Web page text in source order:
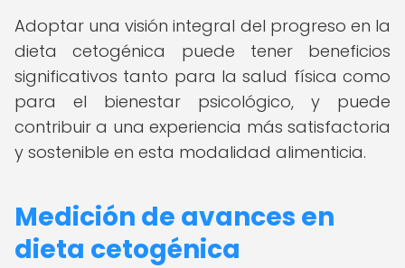
Adoptar una visión integral del progreso en la
dieta cetogénica puede tener beneficios
significativos tanto para la salud física como
para el bienestar psicológico, y puede
contribuir a una experiencia más satisfactoria
y sostenible en esta modalidad alimenticia.
Medición de avances en
dieta cetogénica